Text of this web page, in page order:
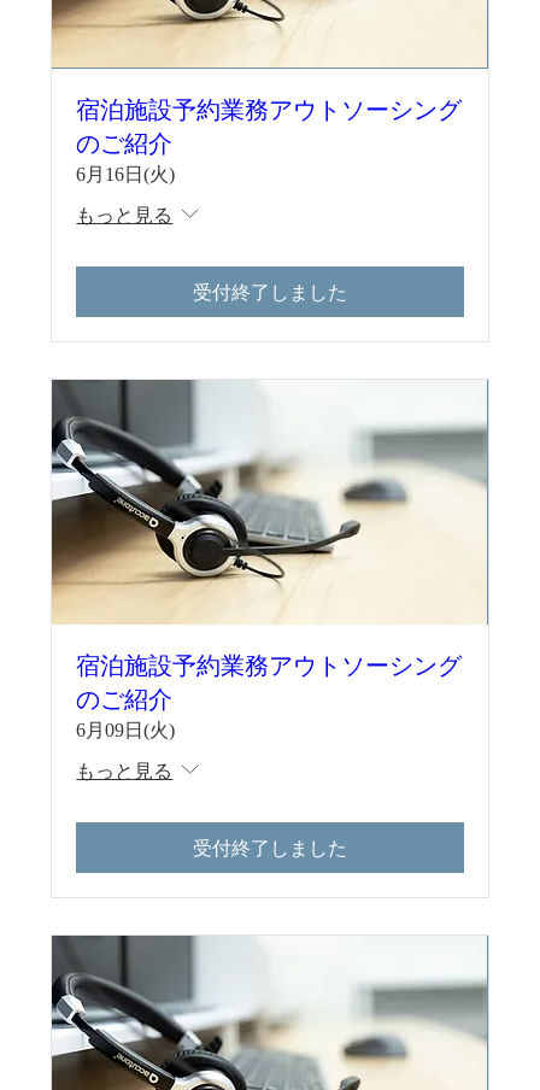
宿泊施設予約業務アウトソーシング
のご紹介
6月16日(火)
もっと見る
受付終了しました
宿泊施設予約業務アウトソーシング
のご紹介
6月09日(火)
もっと見る
受付終了しました